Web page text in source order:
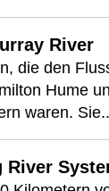
River
die den
Hume
waren.
River